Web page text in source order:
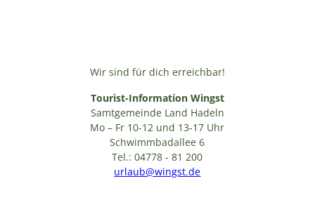
Wir sind für dich erreichbar!
Tourist-Information Wingst
Samtgemeinde Land Hadeln
Mo – Fr 10-12 und 13-17 Uhr
Schwimmbadallee 6
Tel.: 04778 - 81 200
urlaub@wingst.de